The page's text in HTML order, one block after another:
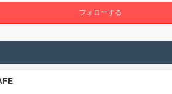
フォローする